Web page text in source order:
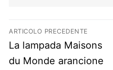
Navigazione
ARTICOLO PRECEDENTE
Previous post:
La lampada Maisons
du Monde arancione